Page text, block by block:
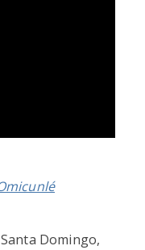
Domingo,